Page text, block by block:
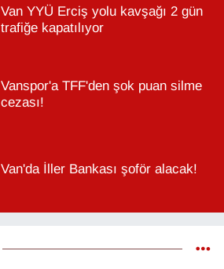
Van YYÜ Erciş yolu kavşağı 2 gün
trafiğe kapatılıyor
Vanspor'a TFF'den şok puan silme
cezası!
Van'da İller Bankası şoför alacak!